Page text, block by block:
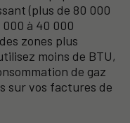
(plus de 80 000
000 à 40 000
zones plus
moins de BTU,
de gaz
sur vos factures de